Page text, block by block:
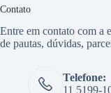
Contato
Entre em contato com a
de pautas, dúvidas,
Telefone:
11 5199-